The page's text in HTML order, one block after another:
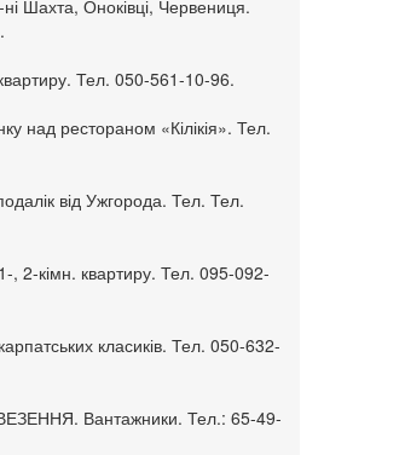
Шахта, Оноківці, Червениця.
Тел. 050-561-10-96.
над рестораном «Кілікія». Тел.
від Ужгорода. Тел. Тел.
, 2-кімн. квартиру. Тел. 095-092-
класиків. Тел. 050-632-
Вантажники. Тел.: 65-49-